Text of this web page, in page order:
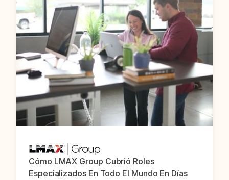
Cómo LMAX Group Cubrió Roles
Especializados En Todo El Mundo En Días